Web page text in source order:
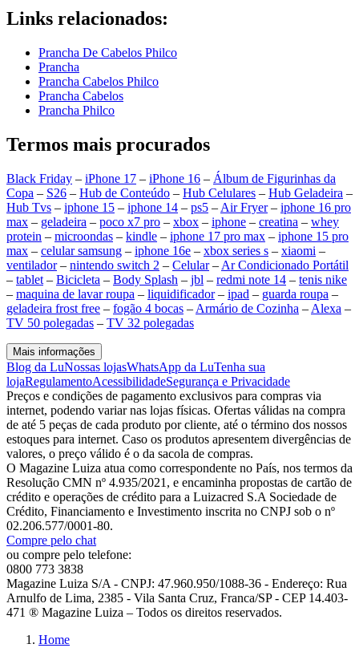
Links relacionados:
Prancha De Cabelos Philco
Prancha
Prancha Cabelos Philco
Prancha Cabelos
Prancha Philco
Termos mais procurados
Black Friday – iPhone 17 – iPhone 16 – Álbum de Figurinhas da
Copa – S26 – Hub de Conteúdo – Hub Celulares – Hub Geladeira –
Hub Tvs – iphone 15 – iphone 14 – ps5 – Air Fryer– iphone 16 pro
max – geladeira – poco x7 pro – xbox – iphone – creatina – whey
protein – microondas – kindle – iphone 17 pro max – iphone 15 pro
max – celular samsung – iphone 16e – xbox series s – xiaomi –
ventilador– nintendo switch 2 – Celular– Ar Condicionado Portátil
– tablet – Bicicleta – Body Splash – jbl – redmi note 14 – tenis nike
– maquina de lavar roupa – liquidificador– ipad – guarda roupa –
geladeira frost free – fogão 4 bocas – Armário de Cozinha – Alexa –
TV 50 polegadas – TV 32 polegadas
Mais informações
Blog da LuNossas lojasWhatsApp da LuTenha sua
lojaRegulamentoAcessibilidadeSegurança e Privacidade
Preços e condições de pagamento exclusivos para compras via
internet, podendo variar nas lojas físicas. Ofertas válidas na compra
de até 5 peças de cada produto por cliente, até o término dos nossos
estoques para internet. Caso os produtos apresentem divergências de
valores, o preço válido é o da sacola de compras.
O Magazine Luiza atua como correspondente no País, nos termos da
Resolução CMN nº 4.935/2021, e encaminha propostas de cartão de
crédito e operações de crédito para a Luizacred S.A Sociedade de
Crédito, Financiamento e Investimento inscrita no CNPJ sob o nº
02.206.577/0001-80.
Compre pelo chat
ou compre pelo telefone:
0800 773 3838
Magazine Luiza S/A - CNPJ: 47.960.950/1088-36 - Endereço: Rua
Arnulfo de Lima, 2385 - Vila Santa Cruz, Franca/SP - CEP 14.403-
471 ® Magazine Luiza – Todos os direitos reservados.
Home